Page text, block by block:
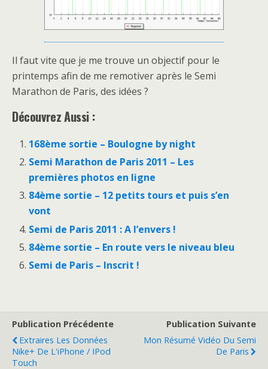
Il faut vite que je me trouve un objectif pour le
printemps afin de me remotiver après le Semi
Marathon de Paris, des idées ?
Découvrez Aussi :
168ème sortie – Boulogne by night
Semi Marathon de Paris 2011 – Les
premières photos en ligne
84ème sortie – 12 petits tours et puis s’en
vont
Semi de Paris 2011 : A l’envers !
84ème sortie – En route vers le niveau bleu
Semi de Paris – Inscrit !
Publication Précédente
Extraires Les Données
Nike+ De L'iPhone / IPod
Touch
Publication Suivante
Mon Résumé Vidéo Du Semi
De Paris